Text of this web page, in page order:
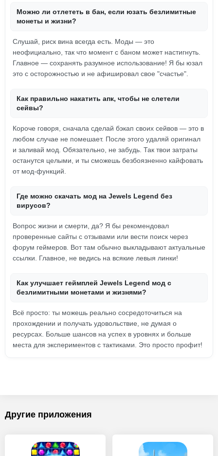
Можно ли отлететь в бан, если юзать безлимитные
монеты и жизни?
Слушай, риск вина всегда есть. Моды — это
неофициально, так что момент с баном может настигнуть.
Главное — сохранять разумное использование! Я бы юзал
это с осторожностью и не афишировал свое "счастье".
Как правильно накатить апк, чтобы не слетели
сейвы?
Короче говоря, сначала сделай бэкап своих сейвов — это в
любом случае не помешает. После этого удаляй оригинал
и заливай мод. Обязательно, не забудь. Так твои затраты
останутся целыми, и ты сможешь безбоязненно кайфовать
от мод-функций.
Где можно скачать мод на Jewels Legend без
вирусов?
Вопрос жизни и смерти, да? Я бы рекомендовал
проверенные сайты с отзывами или вести поиск через
форум геймеров. Вот там обычно выкладывают актуальные
ссылки. Главное, не ведись на всякие левыя линки!
Как улучшает геймплей Jewels Legend мод с
безлимитными монетами и жизнями?
Всё просто: ты можешь реально сосредоточиться на
прохождении и получать удовольствие, не думая о
ресурсах. Больше шансов на успех в уровнях и больше
места для экспериментов с тактиками. Это просто профит!
Другие приложения